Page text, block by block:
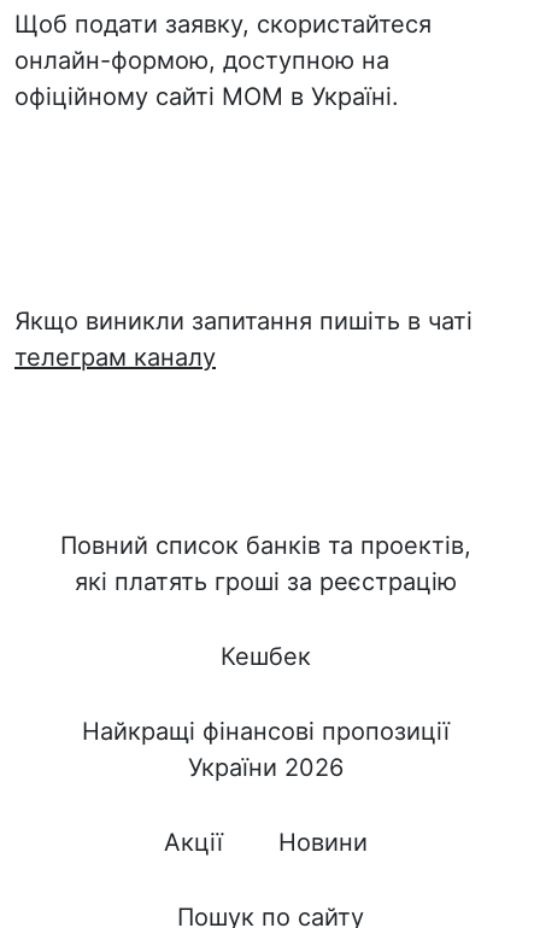
Щоб подати заявку, скористайтеся
онлайн-формою, доступною на
офіційному сайті МОМ в Україні.
Якщо виникли запитання пишіть в чаті
телеграм каналу
Повний список банків та проектів,
які платять гроші за реєстрацію
Кешбек
Найкращі фінансові пропозиції
України 2026
Акції Новини
Пошук по сайту